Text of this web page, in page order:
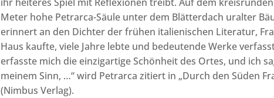
Meter hohe Petrarca-Säule unter dem Blätterdach uralter
erinnert an den Dichter der frühen italienischen Literatur,
Haus kaufte, viele Jahre lebte und bedeutende Werke
erfasste mich die einzigartige Schönheit des Ortes, und ich
meinem Sinn, …“ wird Petrarca zitiert in „Durch den Süden
(Nimbus Verlag).